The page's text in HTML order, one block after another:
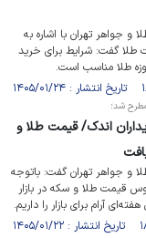
و جواهر تهران با اشاره به
طلا گفت: شرایط برای خرید
طلا مناسب است.
مطرح شد؛
اندک/ قیمت طلا و
و جواهر تهران گفت: باتوجه
قیمت طلا و سکه در بازار
آرام برای بازار را داریم.